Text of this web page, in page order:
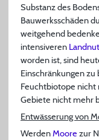
Substanz des
Bauwerksschäden
weitgehend
intensiveren
worden ist, sind
Einschränkungen zu
Feuchtbiotope
Gebiete nicht mehr
Entwässerung von
Werden Moore zur